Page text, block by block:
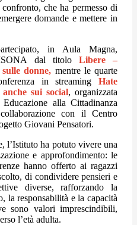
che ha permesso di
domande e mettere in
in Aula Magna,
dal titolo Libere –
donne, mentre le quarte
in streaming Hate
sui social, organizzata
alla Cittadinanza
con il Centro
Giovani Pensatori.
l’Istituto ha potuto vivere una
e approfondimento: le
hanno offerto ai ragazzi
di condividere pensieri e
diverse, rafforzando la
la responsabilità e la capacità
sono valori imprescindibili,
l’età adulta.